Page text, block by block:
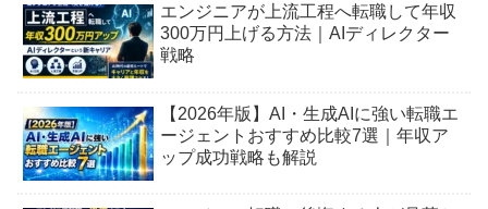
エンジニアが上流工程へ転職して年収
300万円上げる方法｜AIディレクター
戦略
【2026年版】AI・生成AIに強い転職エ
ージェントおすすめ比較7選｜年収ア
ップ成功戦略も解説